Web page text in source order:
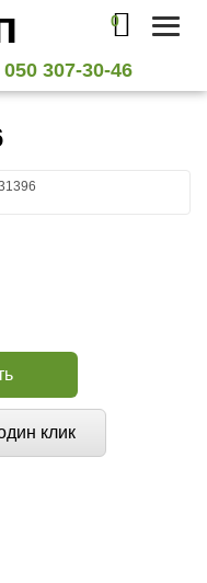
0
Toggle
050 307-30-46
клик